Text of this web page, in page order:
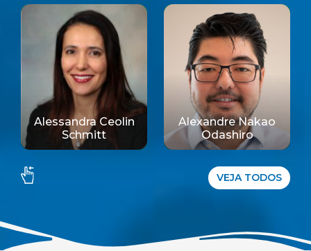
Alessandra Ceolin
Schmitt
Alexandre Nakao
Odashiro
VEJA TODOS